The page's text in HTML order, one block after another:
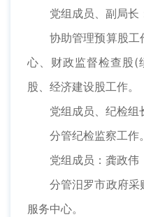
党组成员、副局长
协助管理预算股工
心、财政监督检查股(
股、经济建设股工作。
党组成员、纪检
分管纪检监察工作。
党组成员：龚政伟
分管汨罗市政府采
服务中心。